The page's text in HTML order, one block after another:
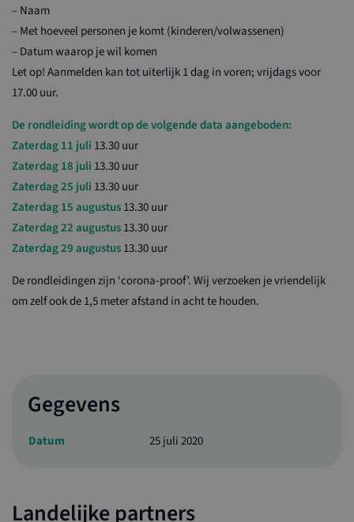
– Naam
– Met hoeveel personen je komt (kinderen/volwassenen)
– Datum waarop je wil komen
Let op! Aanmelden kan tot uiterlijk 1 dag in voren; vrijdags voor
17.00 uur.
De rondleiding wordt op de volgende data aangeboden:
Zaterdag 11 juli 13.30 uur
Zaterdag 18 juli 13.30 uur
Zaterdag 25 juli 13.30 uur
Zaterdag 15 augustus13.30 uur
Zaterdag 22 augustus13.30 uur
Zaterdag 29 augustus13.30 uur
De rondleidingen zijn ‘corona-proof’. Wij verzoeken je vriendelijk
om zelf ook de 1,5 meter afstand in acht te houden.
Gegevens
Datum 25 juli 2020
Landelijke partners